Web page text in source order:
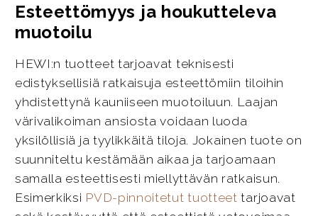
Esteettömyys ja houkutteleva
muotoilu
HEWI:n tuotteet tarjoavat teknisesti
edistyksellisiä ratkaisuja esteettömiin tiloihin
yhdistettynä kauniiseen muotoiluun. Laajan
värivalikoiman ansiosta voidaan luoda
yksilöllisiä ja tyylikkäitä tiloja. Jokainen tuote on
suunniteltu kestämään aikaa ja tarjoamaan
samalla esteettisesti miellyttävän ratkaisun.
Esimerkiksi PVD-pinnoitetut tuotteet tarjoavat